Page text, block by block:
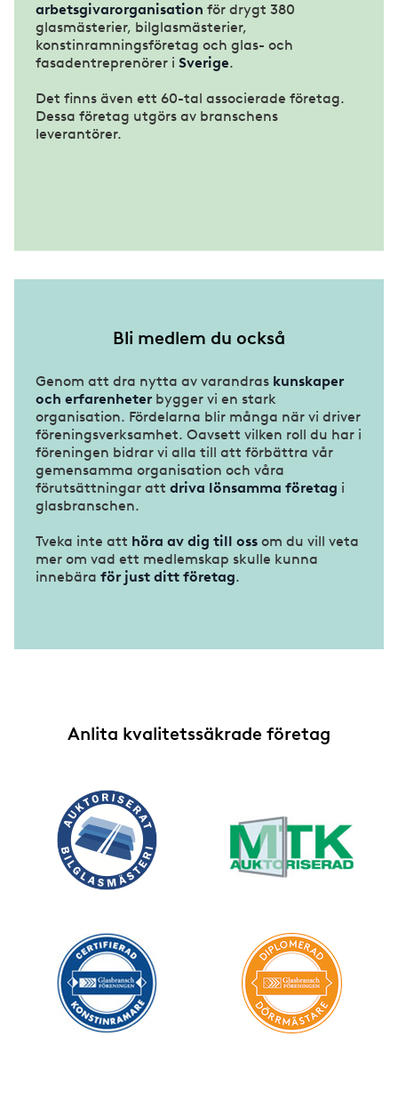
arbetsgivarorganisation för drygt 380
glasmästerier, bilglasmästerier,
konstinramningsföretag och glas- och
fasadentreprenörer i Sverige.
Det finns även ett 60-tal associerade företag.
Dessa företag utgörs av branschens
leverantörer.
Bli medlem du också
Genom att dra nytta av varandras kunskaper
och erfarenheter bygger vi en stark
organisation. Fördelarna blir många när vi driver
föreningsverksamhet. Oavsett vilken roll du har i
föreningen bidrar vi alla till att förbättra vår
gemensamma organisation och våra
förutsättningar att driva lönsamma företag i
glasbranschen.
Tveka inte att höra av dig till oss om du vill veta
mer om vad ett medlemskap skulle kunna
innebära för just ditt företag.
Anlita kvalitetssäkrade företag